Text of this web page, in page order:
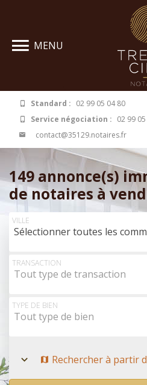
MENU
Standard : 02 99 05 04 80
Service négociation : 02 99 05
contact@35129.notaires.fr
149 annonce(s)
de notaires à
VILLE
Sélectionner toutes les
Rechercher à partir de la
TRANSACTION
Tout type de transaction
TYPE DE BIEN
Tout type de bien
Rechercher à partir
Panneau de gestion des cookies